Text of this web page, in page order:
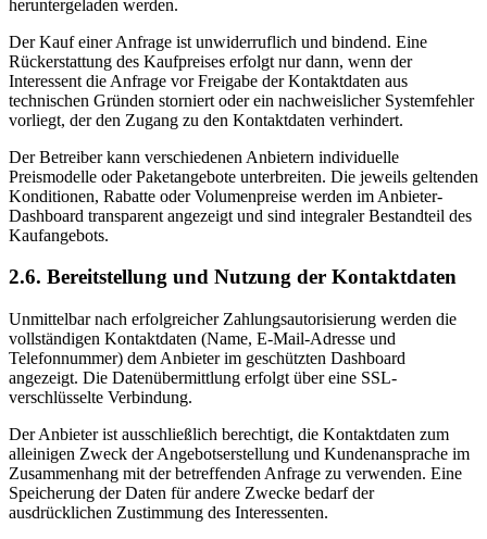
heruntergeladen werden.
Der Kauf einer Anfrage ist unwiderruflich und bindend. Eine
Rückerstattung des Kaufpreises erfolgt nur dann, wenn der
Interessent die Anfrage vor Freigabe der Kontaktdaten aus
technischen Gründen storniert oder ein nachweislicher Systemfehler
vorliegt, der den Zugang zu den Kontaktdaten verhindert.
Der Betreiber kann verschiedenen Anbietern individuelle
Preismodelle oder Paketangebote unterbreiten. Die jeweils geltenden
Konditionen, Rabatte oder Volumenpreise werden im Anbieter-
Dashboard transparent angezeigt und sind integraler Bestandteil des
Kaufangebots.
2.6. Bereitstellung und Nutzung der Kontaktdaten
Unmittelbar nach erfolgreicher Zahlungsautorisierung werden die
vollständigen Kontaktdaten (Name, E-Mail-Adresse und
Telefonnummer) dem Anbieter im geschützten Dashboard
angezeigt. Die Datenübermittlung erfolgt über eine SSL-
verschlüsselte Verbindung.
Der Anbieter ist ausschließlich berechtigt, die Kontaktdaten zum
alleinigen Zweck der Angebotserstellung und Kundenansprache im
Zusammenhang mit der betreffenden Anfrage zu verwenden. Eine
Speicherung der Daten für andere Zwecke bedarf der
ausdrücklichen Zustimmung des Interessenten.